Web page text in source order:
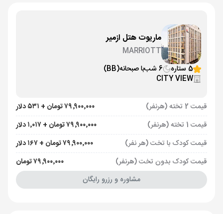
ماریوت هتل ازمیر
MARRIOTT
5 ستاره
6 شب با صبحانه(BB)
CITY VIEW
قیمت 2 تخته (هرنفر)
۷۹٬۹۰۰٬۰۰۰ تومان + ۵۳۱ دلار
قیمت 1 تخته (هرنفر)
۷۹٬۹۰۰٬۰۰۰ تومان + ۱٬۰۱۷ دلار
قیمت کودک با تخت (هر نفر)
۷۹٬۹۰۰٬۰۰۰ تومان + ۱۶۷ دلار
قیمت کودک بدون تخت (هرنفر)
۷۹٬۹۰۰٬۰۰۰ تومان
مشاوره و رزرو رایگان